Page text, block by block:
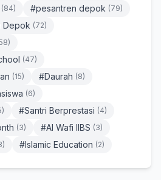
(84) #pesantren depok (79)
Depok (72)
(47)
(15) #Daurah (8)
(6)
#Santri Berprestasi (4)
(3) #Al Wafi IIBS (3)
#Islamic Education (2)